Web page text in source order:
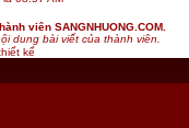
viên SANGNHUONG.COM.
dung bài viết của thành viên.
kế